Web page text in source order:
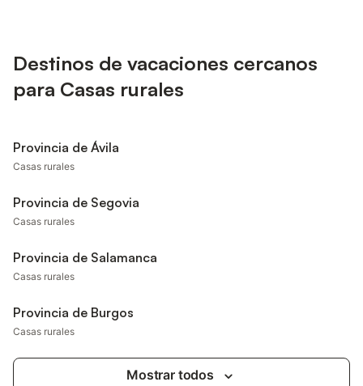
Destinos de vacaciones cercanos
para Casas rurales
Provincia de Ávila
Casas rurales
Provincia de Segovia
Casas rurales
Provincia de Salamanca
Casas rurales
Provincia de Burgos
Casas rurales
Mostrar todos